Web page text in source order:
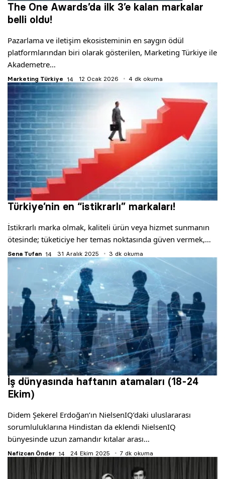
The One Awards’da ilk 3’e kalan markalar
belli oldu!
Pazarlama ve iletişim ekosisteminin en saygın ödül
platformlarından biri olarak gösterilen, Marketing Türkiye ile
Akademetre…
Marketing Türkiye 12 Ocak 2026 4 dk okuma
Türkiye’nin en “istikrarlı” markaları!
İstikrarlı marka olmak, kaliteli ürün veya hizmet sunmanın
ötesinde; tüketiciye her temas noktasında güven vermek,…
Sena Tufan 31 Aralık 2025 3 dk okuma
İş dünyasında haftanın atamaları (18-24
Ekim)
Didem Şekerel Erdoğan’ın NielsenIQ’daki uluslararası
sorumluluklarına Hindistan da eklendi NielsenIQ
bünyesinde uzun zamandır kıtalar arası…
Nafizcan Önder 24 Ekim 2025 7 dk okuma